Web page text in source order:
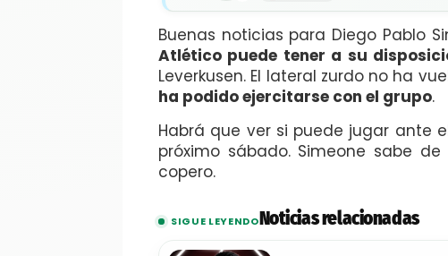
Buenas noticias para Diego Pablo
Atlético puede tener a su
Leverkusen. El lateral zurdo no ha
ha podido ejercitarse con el grupo.
Habrá que ver si puede jugar ante
próximo sábado. Simeone sabe
copero.
SIGUE LEYENDONoticias relacionadas